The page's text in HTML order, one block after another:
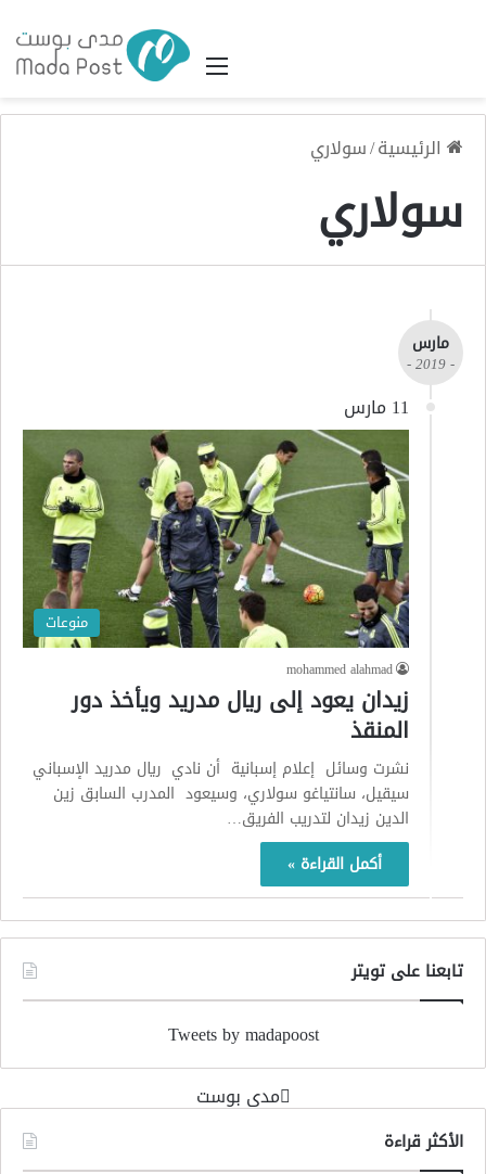
القائمة
الرئيسية/سولاري
سولاري
مارس
- 2019 -
11 مارس
منوعات
mohammed alahmad
زيدان يعود إلى ريال مدريد ويأخذ دور
المنقذ
نشرت وسائل إعلام إسبانية أن نادي ريال مدريد الإسباني
سيقيل، سانتياغو سولاري، وسيعود المدرب السابق زين
الدين زيدان لتدريب الفريق…
أكمل القراءة »
تابعنا على تويتر
Tweets by madapoost
‏مدى بوست‏
الأكثر قراءة